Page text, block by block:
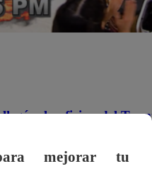
a la oficina del
con ella. Los
mejorar tu